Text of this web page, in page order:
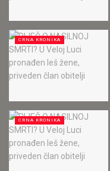
CRNA KRONIKA
CRNA KRONIKA